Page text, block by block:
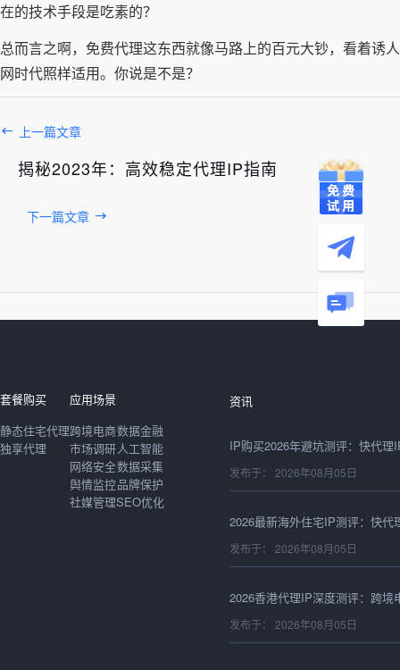
在的技术手段是吃素的？
总而言之啊，免费代理这东西就像马路上的百元大钞，看着诱
网时代照样适用。你说是不是？
上一篇文章
揭秘2023年：高效稳定代理IP指南
下一篇文章
套餐购买
静态住宅代理
独享代理
应用场景
跨境电商
市场调研
网络安全
舆情监控
社媒管理
数据金融
人工智能
数据采集
品牌保护
SEO优化
资讯
发布于： 2026年08月06日
发布于： 2026年08月05日
发布于： 2026年08月05日
发布于： 2026年08月05日